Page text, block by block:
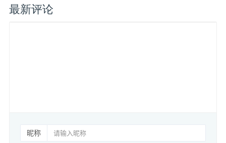
最新评论
昵称